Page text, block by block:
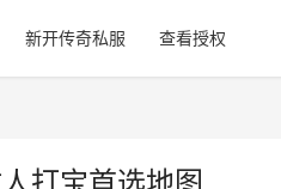
新开传奇私服 查看授权